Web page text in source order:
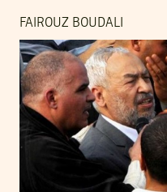
FAIROUZ BOUDALI